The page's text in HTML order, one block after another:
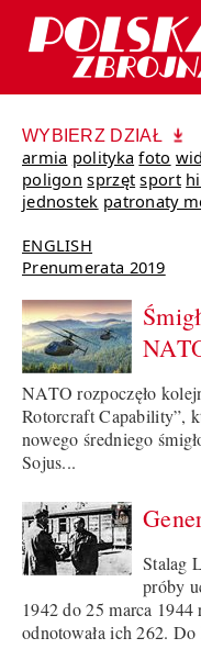
WYBIERZ DZIAŁ
armia polityka foto
poligon sprzęt sport
jednostek patronaty
ENGLISH
Prenumerata 2019
NATO rozpoczęło
Rotorcraft Capability”,
nowego średniego
Sojus...
Stalag
próby
1942 do 25 marca
odnotowała ich 262.